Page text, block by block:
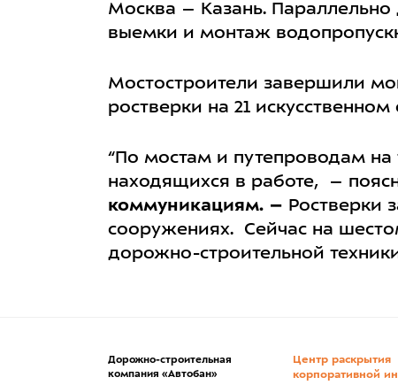
Москва – Казань.
выемки и монтаж
Мостостроители завершили
ростверки на 21
“По мостам и путепроводам
находящихся в работе, –
коммуникациям. – Ростверки
сооружениях. Сейчас на
дорожно-строительной
Дорожно-строительная
компания «Автобан»
Центр раскрытия
корпоративной